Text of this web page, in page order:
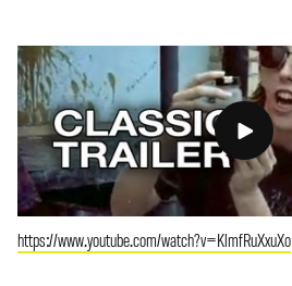
https://www.youtube.com/watch?v=KlmfRuXxuXo